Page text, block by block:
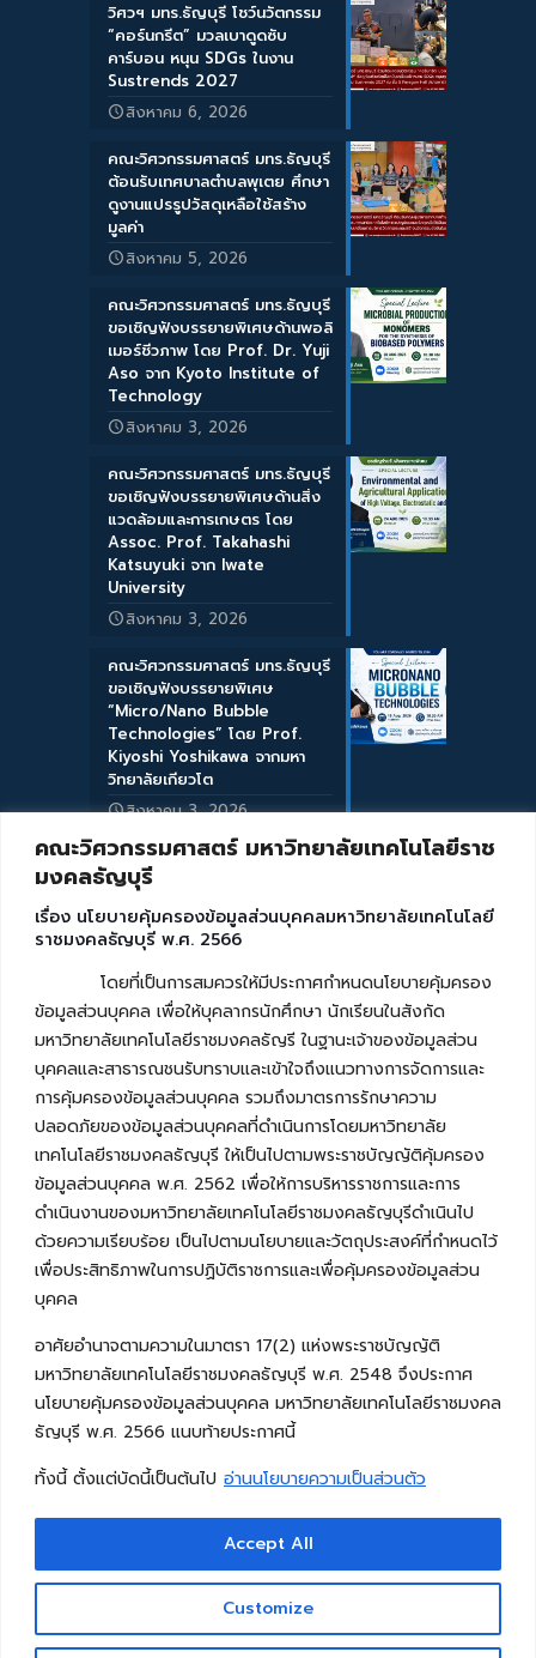
คณะวิศวกรรมศาสตร์ มหาวิทยาลัยเทคโนโลยีราช
มงคลธัญบุรี
เรื่อง นโยบายคุ้มครองข้อมูลส่วนบุคคลมหาวิทยาลัยเทคโนโลยี
ราชมงคลธัญบุรี พ.ศ. 2566
โดยที่เป็นการสมควรให้มีประกาศกำหนดนโยบายคุ้มครอง
ข้อมูลส่วนบุคคล เพื่อให้บุคลากรนักศึกษา นักเรียนในสังกัด
มหาวิทยาลัยเทคโนโลยีราชมงคลธัญรี ในฐานะเจ้าของข้อมูลส่วน
บุคคลและสาธารณชนรับทราบและเข้าใจถึงแนวทางการจัดการและ
การคุ้มครองข้อมูลส่วนบุคคล รวมถึงมาตรการรักษาความ
ปลอดภัยของข้อมูลส่วนบุคคลที่ดำเนินการโดยมหาวิทยาลัย
เทคโนโลยีราชมงคลธัญบุรี ให้เป็นไปตามพระราชบัญญัติคุ้มครอง
ข้อมูลส่วนบุคคล พ.ศ. 2562 เพื่อให้การบริหารราชการและการ
ดำเนินงานของมหาวิทยาลัยเทคโนโลยีราชมงคลธัญบุรีดำเนินไป
ด้วยความเรียบร้อย เป็นไปตามนโยบายและวัตถุประสงค์ที่กำหนดไว้
เพื่อประสิทธิภาพในการปฏิบัติราชการและเพื่อคุ้มครองข้อมูลส่วน
บุคคล
อาศัยอำนาจตามความในมาตรา 17(2) แห่งพระราชบัญญัติ
มหาวิทยาลัยเทคโนโลยีราชมงคลธัญบุรี พ.ศ. 2548 จึงประกาศ
นโยบายคุ้มครองข้อมูลส่วนบุคคล มหาวิทยาลัยเทคโนโลยีราชมงคล
ธัญบุรี พ.ศ. 2566 แนบท้ายประกาศนี้
ทั้งนี้ ตั้งแต่บัดนี้เป็นต้นไป อ่านนโยบายความเป็นส่วนตัว
Customize
Accept All
วิศวฯ มทร.ธัญบุรี โชว์นวัตกรรม
“คอร์นกรีต” มวลเบาดูดซับ
คาร์บอน หนุน SDGs ในงาน
Sustrends 2027
สิงหาคม 6, 2026
คณะวิศวกรรมศาสตร์ มทร.ธัญบุรี
ต้อนรับเทศบาลตำบลพุเตย ศึกษา
ดูงานแปรรูปวัสดุเหลือใช้สร้าง
มูลค่า
สิงหาคม 5, 2026
คณะวิศวกรรมศาสตร์ มทร.ธัญบุรี
ขอเชิญฟังบรรยายพิเศษด้านพอลิ
เมอร์ชีวภาพ โดย Prof. Dr. Yuji
Aso จาก Kyoto Institute of
Technology
สิงหาคม 3, 2026
คณะวิศวกรรมศาสตร์ มทร.ธัญบุรี
ขอเชิญฟังบรรยายพิเศษด้านสิ่ง
แวดล้อมและการเกษตร โดย
Assoc. Prof. Takahashi
Katsuyuki จาก Iwate
University
สิงหาคม 3, 2026
คณะวิศวกรรมศาสตร์ มทร.ธัญบุรี
ขอเชิญฟังบรรยายพิเศษ
“Micro/Nano Bubble
Technologies” โดย Prof.
Kiyoshi Yoshikawa จากมหา
วิทยาลัยเกียวโต
สิงหาคม 3, 2026
Copyright © 2026 คณะวิศวกรรมศาสตร์ มหาวิทยาลัย
เทคโนโลยีราชมงคลธัญบุรี